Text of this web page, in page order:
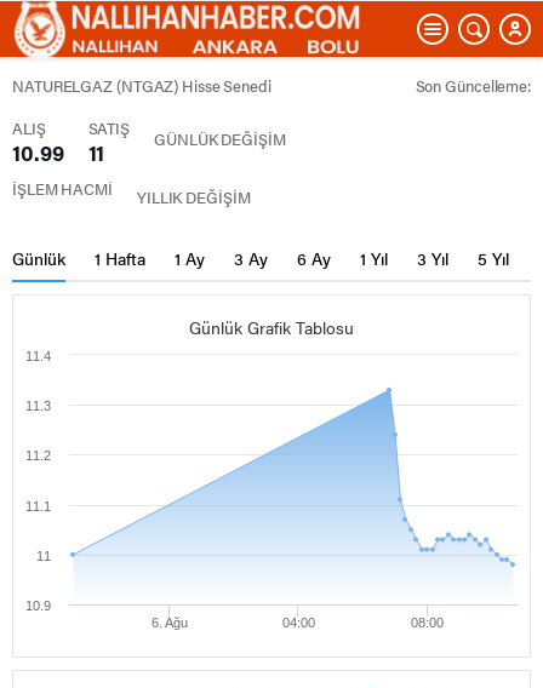
NATURELGAZ (NTGAZ) Hisse Senedi
Son Güncelleme:
ALIŞ
10.99
SATIŞ
11 GÜNLÜK DEĞİŞİM
İŞLEM HACMİ YILLIK DEĞİŞİM
Günlük 1 Hafta 1 Ay 3 Ay 6 Ay 1 Yıl 3 Yıl 5 Yıl
Günlük Grafik Tablosu
6. Ağu 04:00 08:00
10.9
11
11.1
11.2
11.3
11.4